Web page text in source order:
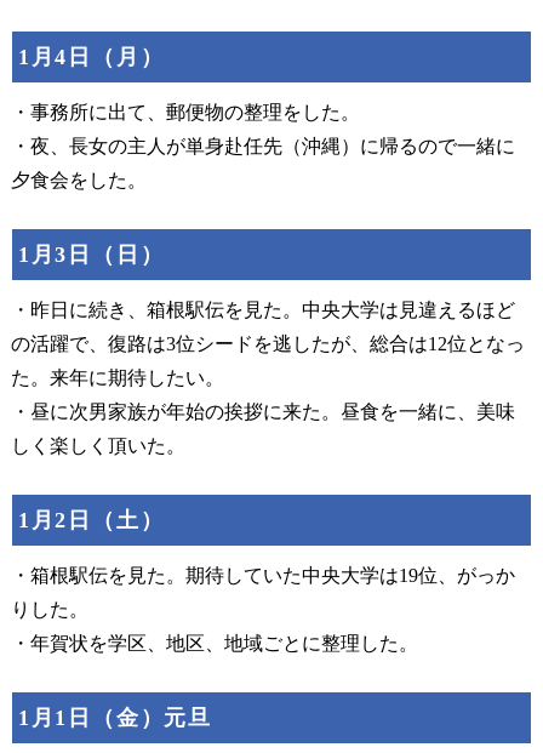
1月4日（月）
・事務所に出て、郵便物の整理をした。
・夜、長女の主人が単身赴任先（沖縄）に帰るので一緒に
夕食会をした。
1月3日（日）
・昨日に続き、箱根駅伝を見た。中央大学は見違えるほど
の活躍で、復路は3位シードを逃したが、総合は12位となっ
た。来年に期待したい。
・昼に次男家族が年始の挨拶に来た。昼食を一緒に、美味
しく楽しく頂いた。
1月2日（土）
・箱根駅伝を見た。期待していた中央大学は19位、がっか
りした。
・年賀状を学区、地区、地域ごとに整理した。
1月1日（金）元旦